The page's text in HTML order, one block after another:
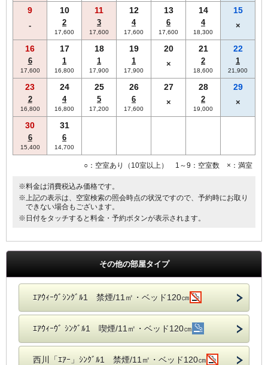
9
-
10
2
17,600
11
3
17,600
12
4
17,600
13
6
17,600
14
4
18,300
15
×
16
6
17,600
17
1
16,800
18
1
17,900
19
1
17,900
20
×
21
2
18,600
22
1
21,900
23
2
16,800
24
4
16,800
25
5
17,200
26
6
17,600
27
×
28
2
19,000
29
×
30
6
15,400
31
6
14,700
○：空室あり（10室以上） 1～9：空室数 ×：満室
※料金は消費税込み価格です。
※上記の表示は、空室検索の照会時点の状況ですので、予約時にお取り
できない場合もございます。
※日付をタッチすると料金・予約ボタンが表示されます。
その他の部屋タイプ
ｴｱｳｨｰｳﾞｼﾝｸﾞﾙ1 禁煙/11㎡・ベッド120㎝
ｴｱｳｨｰｳﾞ ｼﾝｸﾞﾙ1 喫煙/11㎡・ベッド120㎝
西川「ｴｱｰ」ｼﾝｸﾞﾙ1 禁煙/11㎡・ベッド120㎝